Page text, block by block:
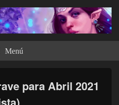
Menú
para Abril 2021